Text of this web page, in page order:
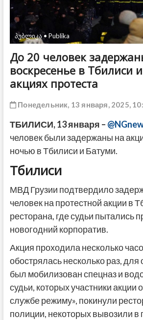
პუბლიკა • Publika
До 20 человек
воскресенье в Тбилиси
акциях протеста
Понедельник, 13 января, 2025,
ТБИЛИСИ, 13 января –
человек были задержаны на
ночью в Тбилиси и Батуми.
Тбилиси
МВД Грузии подтвердило
человек на протестной акции в
ресторана, где судьи пытались
новогодний корпоратив.
Акция проходила несколько
обострялась несколько раз, для
был мобилизован спецназ и
судьи, которых участники акции
службе режиму», покинули
полиции, некоторых вывозили в